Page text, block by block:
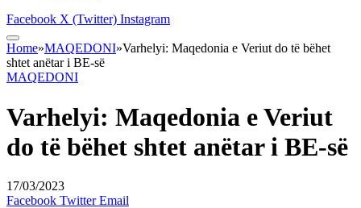
Facebook X (Twitter) Instagram
Home»MAQEDONI»Varhelyi: Maqedonia e Veriut do të bëhet
shtet anëtar i BE-së
MAQEDONI
Varhelyi: Maqedonia e Veriut
do të bëhet shtet anëtar i BE-së
17/03/2023
Facebook Twitter Email